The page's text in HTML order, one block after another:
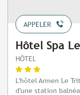
APPELER
Hôtel Spa
HÔTEL
L'hôtel Armen Le
d'une station